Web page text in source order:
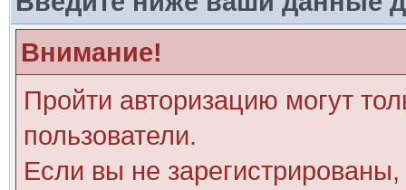
Внимание!
Пройти авторизацию могут
пользователи.
Если вы не